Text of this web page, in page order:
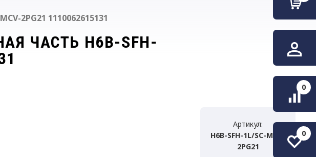
0
0
2PG21 1110062615131
ЧАСТЬ H6B-SFH-
Артикул:
H6B-SFH-1L/SC-MCV-
2PG21